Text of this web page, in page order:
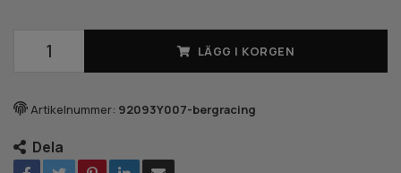
LÄGG I KORGEN
Artikelnummer: 92093Y007-bergracing
Dela